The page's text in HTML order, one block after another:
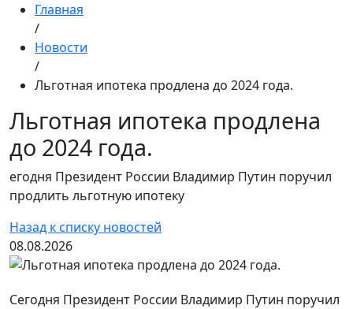
Главная
/
Новости
/
Льготная ипотека продлена до 2024 года.
Льготная ипотека продлена
до 2024 года.
егодня Президент России Владимир Путин поручил
продлить льготную ипотеку
Назад к списку новостей
08.08.2026
Сегодня Президент России Владимир Путин поручил